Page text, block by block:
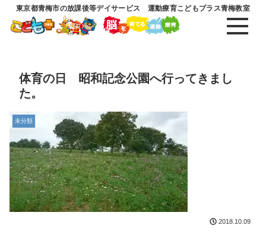
東京都青梅市の放課後等デイサービス 運動療育こどもプラス青梅教室
体育の日 昭和記念公園へ行ってきまし
た。
未分類
2018.10.09